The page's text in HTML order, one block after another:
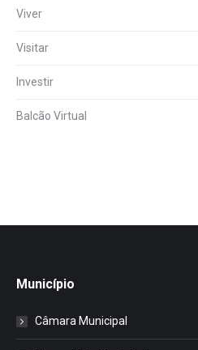
Viver
Visitar
Investir
Balcão Virtual
Município
Câmara Municipal